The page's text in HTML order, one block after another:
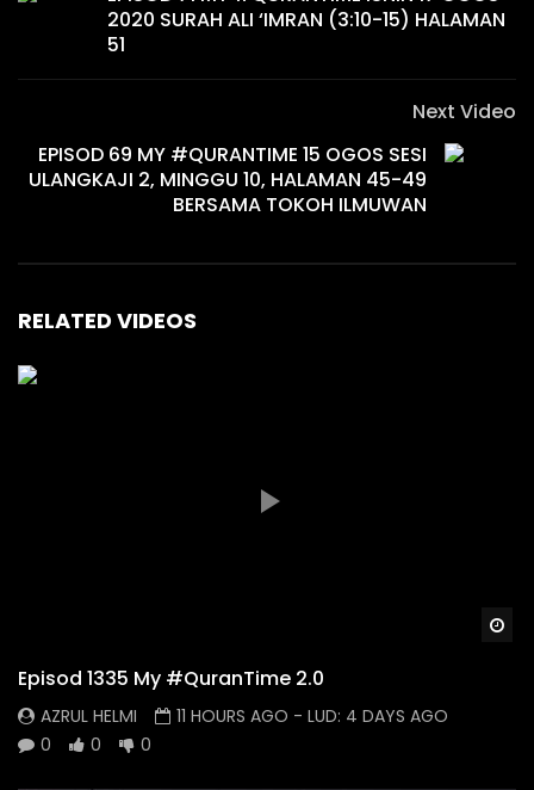
2020 SURAH ALI ‘IMRAN (3:10-15) HALAMAN
51
Next Video
EPISOD 69 MY #QURANTIME 15 OGOS SESI
ULANGKAJI 2, MINGGU 10, HALAMAN 45-49
BERSAMA TOKOH ILMUWAN
RELATED VIDEOS
Episod 1335 My #QuranTime 2.0
AZRUL HELMI 11 HOURS AGO - LUD: 4 DAYS AGO
0
0 0